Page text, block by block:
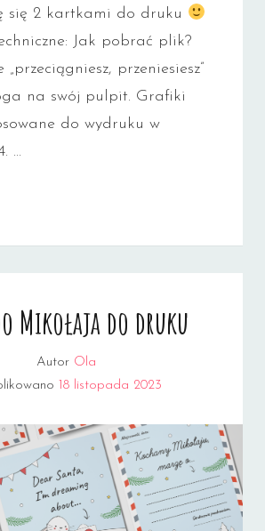
się 2 kartkami do druku
Jak pobrać plik?
„przeciągniesz, przeniesiesz”
na swój pulpit. Grafiki
do wydruku w
…
Mikołaja do druku
Autor Ola
18 listopada 2023